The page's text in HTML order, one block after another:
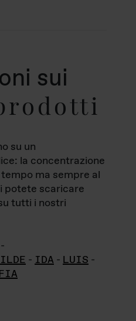
sui
su un
la concentrazione
ma sempre al
potete scaricare
tutti i nostri
-
- IDA - LUIS -